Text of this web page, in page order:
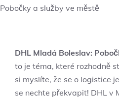
Pobočky a služby ve městě
DHL Mladá Boleslav:
to je téma, které rozhodně
si myslíte, že se o logistice
se nechte překvapit! DHL v